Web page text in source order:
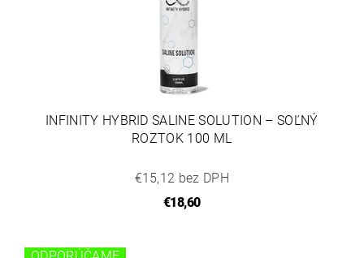
INFINITY HYBRID SALINE SOLUTION – SOĽNÝ
ROZTOK 100 ML
€15,12 bez DPH
€18,60